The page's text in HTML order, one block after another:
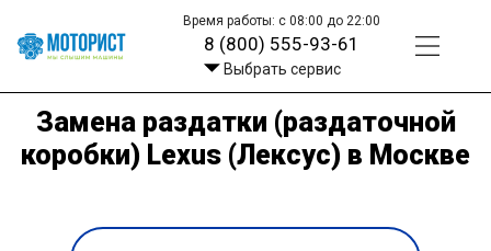
Время работы: с 08:00 до 22:00
8 (800) 555-93-61
Выбрать сервис
Замена раздатки (раздаточной
коробки) Lexus (Лексус) в Москве